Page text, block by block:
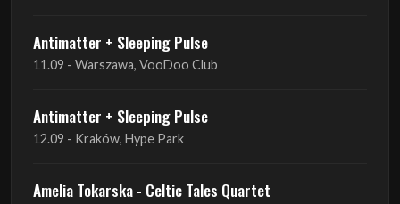
Antimatter + Sleeping Pulse
11.09 - Warszawa, VooDoo Club
Antimatter + Sleeping Pulse
12.09 - Kraków, Hype Park
Amelia Tokarska - Celtic Tales Quartet